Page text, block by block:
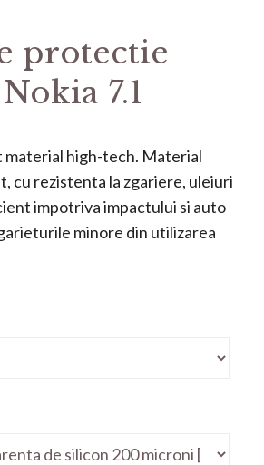
protectie
7.1
material high-tech. Material
cu rezistenta la zgariere, uleiuri
impotriva impactului si auto
minore din utilizarea